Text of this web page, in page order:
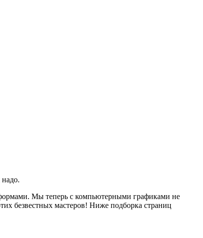
Мы теперь с компьютерными графиками не
безвестных мастеров! Ниже подборка страниц